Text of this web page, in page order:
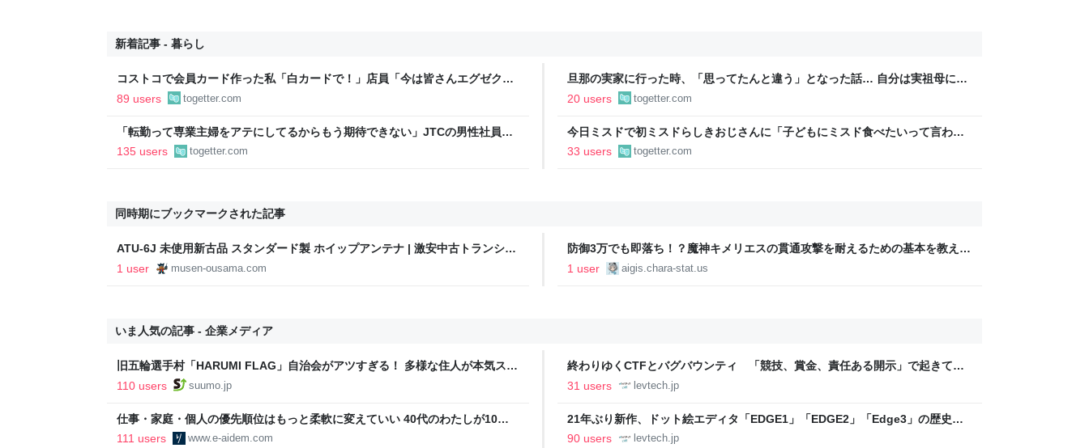
新着記事 - 暮らし
コストコで会員カード作った私「白カードで！」店員「今は皆さんエグゼクテ
ィブカードしか作りませんけど？」→コストコのカード勧誘はやたら圧が強い
89 users togetter.com
旦那の実家に行った時、「思ってたんと違う」となった話… 自分は実祖母に
「嫁いだらお客様じゃないから。恥じぬようしっかり働け」と言われていたの
20 users togetter.com
「転勤って専業主婦をアテにしてるからもう期待できない」JTCの男性社員が
転勤を命じられるも「妻は3倍稼いでるので、それなら辞める」と言ったら、
135 users togetter.com
今日ミスドで初ミスドらしきおじさんに「子どもにミスド食べたいって言われ
たんですけど…これは買っとけみたいなのありますか…？」と尋ねられるイベ
33 users togetter.com
同時期にブックマークされた記事
ATU-6J 未使用新古品 スタンダード製 ホイップアンテナ | 激安中古トランシー
バー販売・買取 無線の王様
1 user musen-ousama.com
防御3万でも即落ち！？魔神キメリエスの貫通攻撃を耐えるための基本を教える
ぜ！ | わんにゃんランド
1 user aigis.chara-stat.us
いま人気の記事 - 企業メディア
旧五輪選手村「HARUMI FLAG」自治会がアツすぎる！ 多様な住人が本気スキ
ルで挑む、盆踊り2万人集客や交通改善など“街の価値向上”戦略 東京・中央
110 users suumo.jp
終わりゆくCTFとバグバウンティ 「競技、賞金、責任ある開示」で起きてい
ること【フォーカス】 - レバテックLAB
31 users levtech.jp
仕事・家庭・個人の優先順位はもっと柔軟に変えていい 40代のわたしが10年
後の自分に伝えたいこと - りっすん by イーアイデム
111 users www.e-aidem.com
21年ぶり新作、ドット絵エディタ「EDGE1」「EDGE2」「Edge3」の歴史に
ついて作者に聞く【フォーカス】 - レバテックLAB
90 users levtech.jp